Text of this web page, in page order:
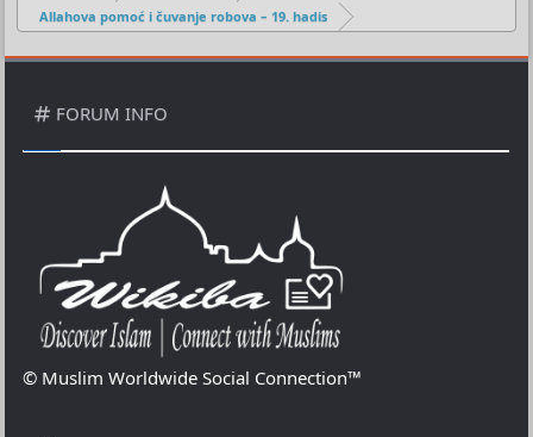
Allahova pomoć i čuvanje robova – 19. hadis
FORUM INFO
© Muslim Worldwide Social Connection™